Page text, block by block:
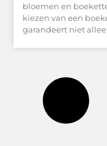
bloemen en
kiezen van een
garandeert niet